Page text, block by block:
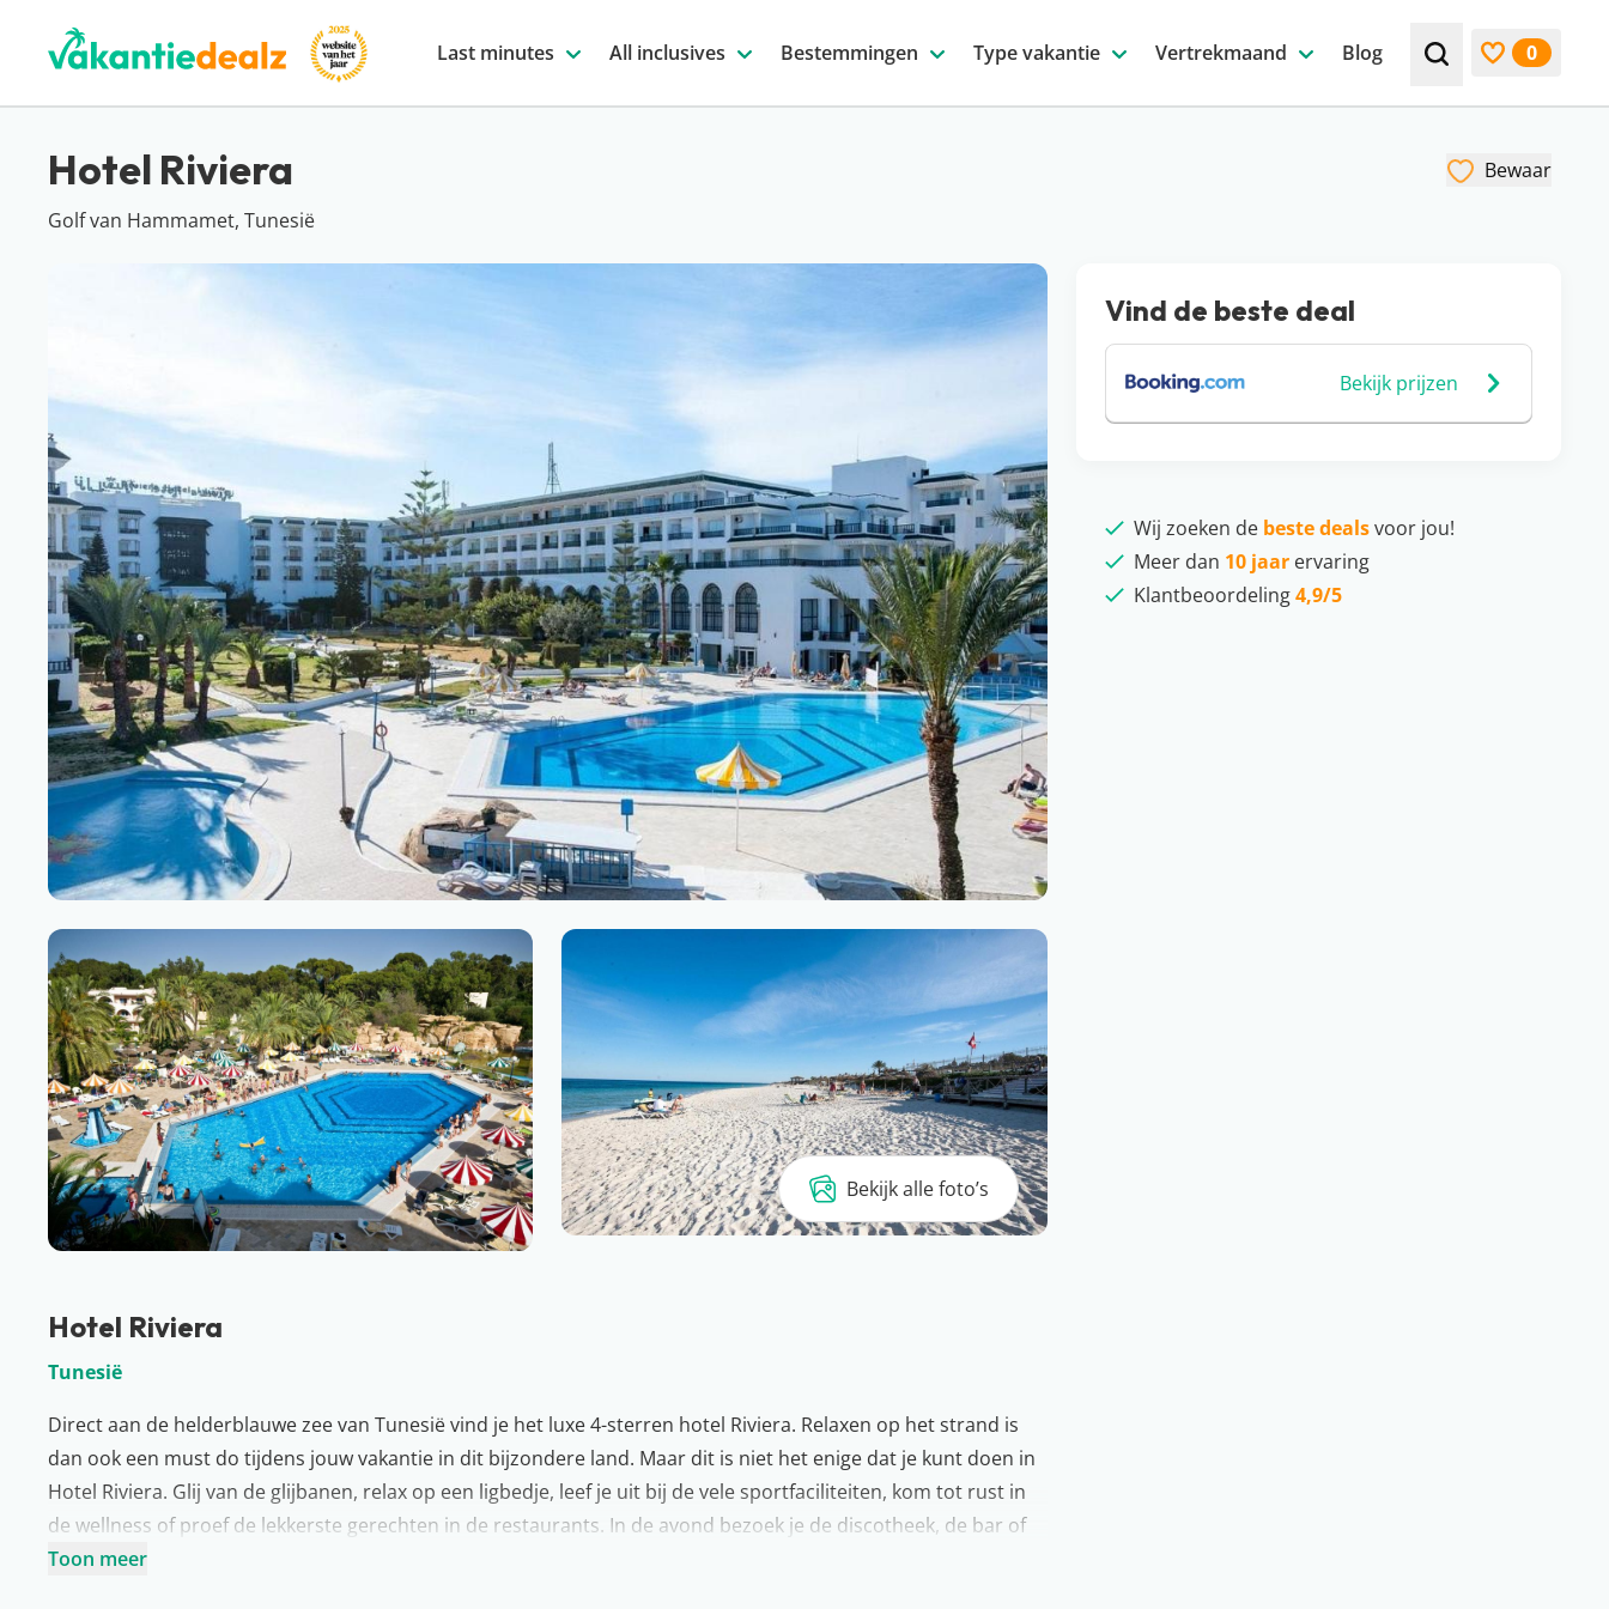
Last minutes All inclusives Bestemmingen Type vakantie Vertrekmaand Blog Zoek bijv. een
0
Hotel Riviera
Golf van Hammamet, Tunesië
Bewaar
Bekijk alle foto’s
Hotel Riviera
Tunesië
Direct aan de helderblauwe zee van Tunesië vind je het luxe 4-sterren hotel Riviera. Relaxen op het strand is
dan ook een must do tijdens jouw vakantie in dit bijzondere land. Maar dit is niet het enige dat je kunt doen in
Hotel Riviera. Glij van de glijbanen, relax op een ligbedje, leef je uit bij de vele sportfaciliteiten, kom tot rust in
de wellness of proef de lekkerste gerechten in de restaurants. In de avond bezoek je de discotheek, de bar of
ga je voor een heerlijke nachtrust in je comfortabele kamer. Als dat geen vakantie is…
Toon meer
Vind de beste deal
Bekijk prijzen
Wij zoeken de beste dealsvoor jou!
Meer dan 10 jaarervaring
Klantbeoordeling4,9/5